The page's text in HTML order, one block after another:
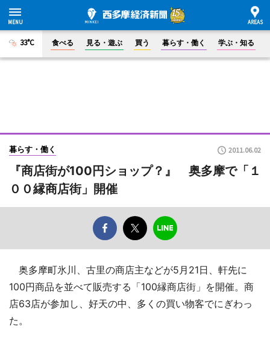
33°C 食べる 見る・遊ぶ 買う 暮らす・働く 学ぶ・知る
暮らす・働く 2011.06.02
『商店街が100円ショップ？』 奥多摩で「１
００縁商店街」開催
奥多摩町氷川、古里の商店主などが5月21日、軒先に
100円商品を並べて販売する「100縁商店街」を開催。商
店63店が参加し、好天の中、多くの買い物客でにぎわっ
た。